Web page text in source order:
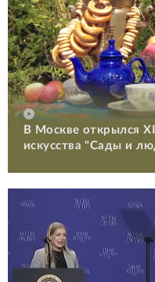
В Москве открылся
искусства "Сады и